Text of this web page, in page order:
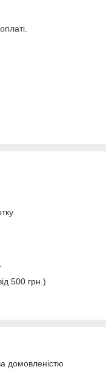
500 грн.)
домовленістю